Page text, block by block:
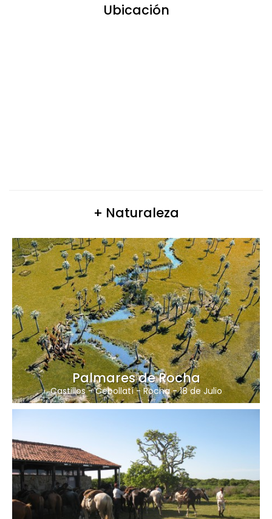
Ubicación
+ Naturaleza
Palmares de Rocha
Castillos-Cebollatí-Rocha-18 de Julio